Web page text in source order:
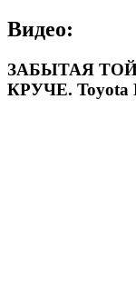
Видео:
ЗАБЫТАЯ
КРУЧЕ. Toyota